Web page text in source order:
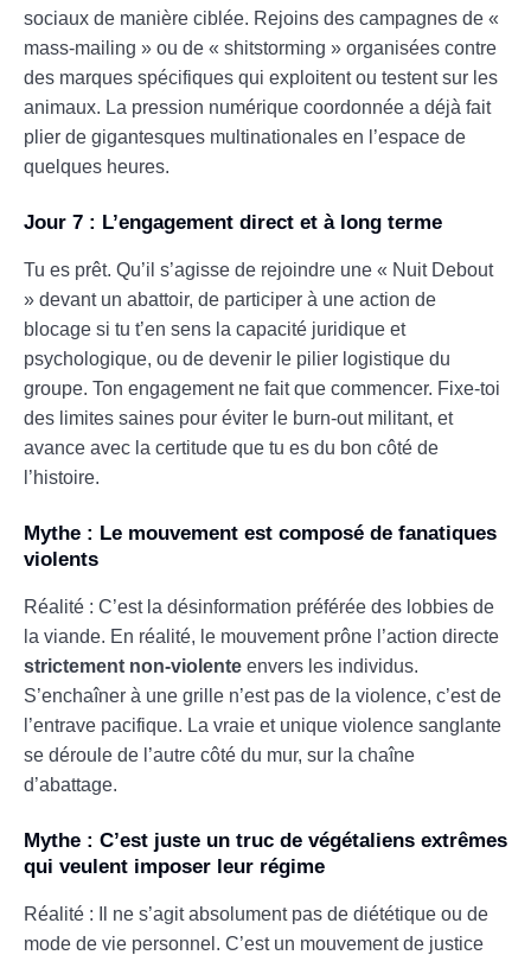
sociaux de manière ciblée. Rejoins des campagnes de «
mass-mailing » ou de « shitstorming » organisées contre
des marques spécifiques qui exploitent ou testent sur les
animaux. La pression numérique coordonnée a déjà fait
plier de gigantesques multinationales en l’espace de
quelques heures.
Jour 7 : L’engagement direct et à long terme
Tu es prêt. Qu’il s’agisse de rejoindre une « Nuit Debout
» devant un abattoir, de participer à une action de
blocage si tu t’en sens la capacité juridique et
psychologique, ou de devenir le pilier logistique du
groupe. Ton engagement ne fait que commencer. Fixe-toi
des limites saines pour éviter le burn-out militant, et
avance avec la certitude que tu es du bon côté de
l’histoire.
Mythe : Le mouvement est composé de fanatiques
violents
Réalité : C’est la désinformation préférée des lobbies de
la viande. En réalité, le mouvement prône l’action directe
strictement non-violente envers les individus.
S’enchaîner à une grille n’est pas de la violence, c’est de
l’entrave pacifique. La vraie et unique violence sanglante
se déroule de l’autre côté du mur, sur la chaîne
d’abattage.
Mythe : C’est juste un truc de végétaliens extrêmes
qui veulent imposer leur régime
Réalité : Il ne s’agit absolument pas de diététique ou de
mode de vie personnel. C’est un mouvement de justice